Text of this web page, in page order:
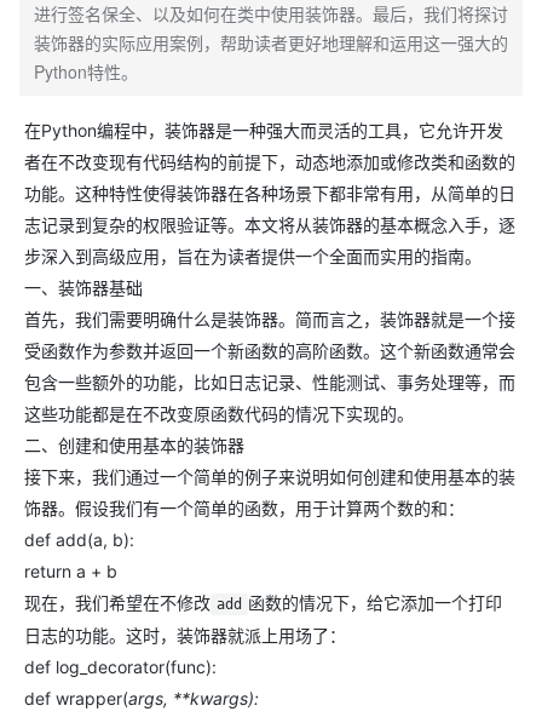
进行签名保全、以及如何在类中使用装饰器。最后，我们将探讨
装饰器的实际应用案例，帮助读者更好地理解和运用这一强大的
Python特性。
在Python编程中，装饰器是一种强大而灵活的工具，它允许开发
者在不改变现有代码结构的前提下，动态地添加或修改类和函数的
功能。这种特性使得装饰器在各种场景下都非常有用，从简单的日
志记录到复杂的权限验证等。本文将从装饰器的基本概念入手，逐
步深入到高级应用，旨在为读者提供一个全面而实用的指南。
一、装饰器基础
首先，我们需要明确什么是装饰器。简而言之，装饰器就是一个接
受函数作为参数并返回一个新函数的高阶函数。这个新函数通常会
包含一些额外的功能，比如日志记录、性能测试、事务处理等，而
这些功能都是在不改变原函数代码的情况下实现的。
二、创建和使用基本的装饰器
接下来，我们通过一个简单的例子来说明如何创建和使用基本的装
饰器。假设我们有一个简单的函数，用于计算两个数的和：
def add(a, b):
return a + b
现在，我们希望在不修改 add 函数的情况下，给它添加一个打印
日志的功能。这时，装饰器就派上用场了：
def log_decorator(func):
def wrapper(args, **kwargs):